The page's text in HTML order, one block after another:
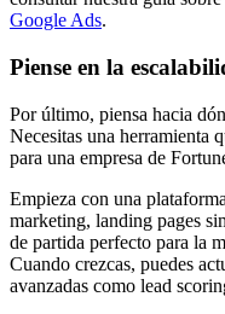
Google Ads.
Piense en la
Por último, piensa hacia
Necesitas una herramienta
para una empresa de
Empieza con una
marketing, landing pages
de partida perfecto para la
Cuando crezcas, puedes
avanzadas como lead